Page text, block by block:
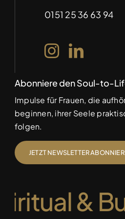
Datenschutz
(auf Anfrage)
0151 25 36 63 94
Abonniere den Soul-to-
Impulse für Frauen, die
beginnen, ihrer Seele
folgen.
JETZT NEWSLETTER
&